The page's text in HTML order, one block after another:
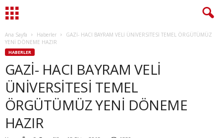
Ana Sayfa Haberler
GAZİ- HACI BAYRAM VELİ ÜNİVERSİTESİ TEMEL ÖRGÜTÜMÜZ
YENİ DÖNEME HAZIR
HABERLER
GAZİ- HACI BAYRAM VELİ
ÜNİVERSİTESİ TEMEL
ÖRGÜTÜMÜZ YENİ DÖNEME
HAZIR